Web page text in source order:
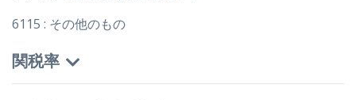
6115 : その他のもの
関税率